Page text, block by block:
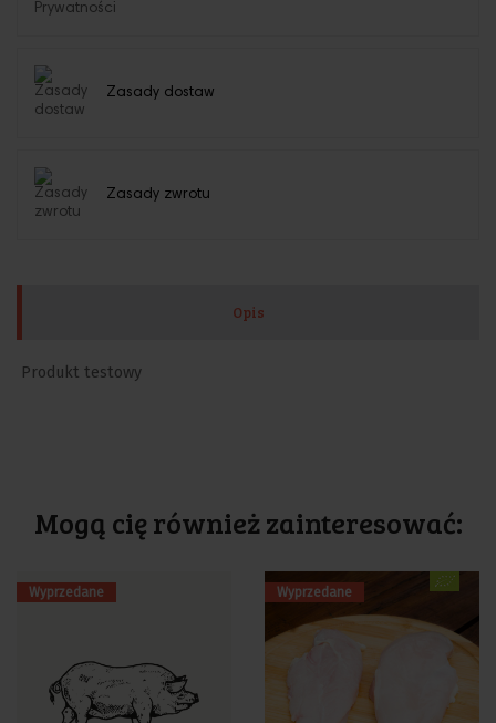
Zasady dostaw
Zasady zwrotu
Opis
Produkt testowy
Mogą cię również zainteresować:
Wyprzedane
Wyprzedane